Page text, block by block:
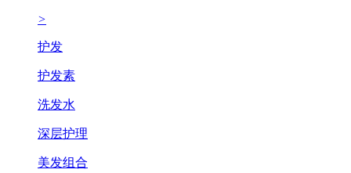
>
护发
护发素
洗发水
深层护理
美发组合